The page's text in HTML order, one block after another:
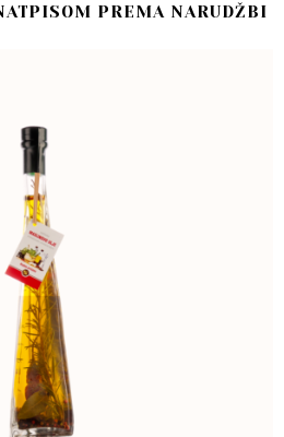
PREMA NARUDŽBI